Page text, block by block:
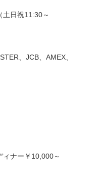
日祝11:30～
、JCB、AMEX、
ナー￥10,000～